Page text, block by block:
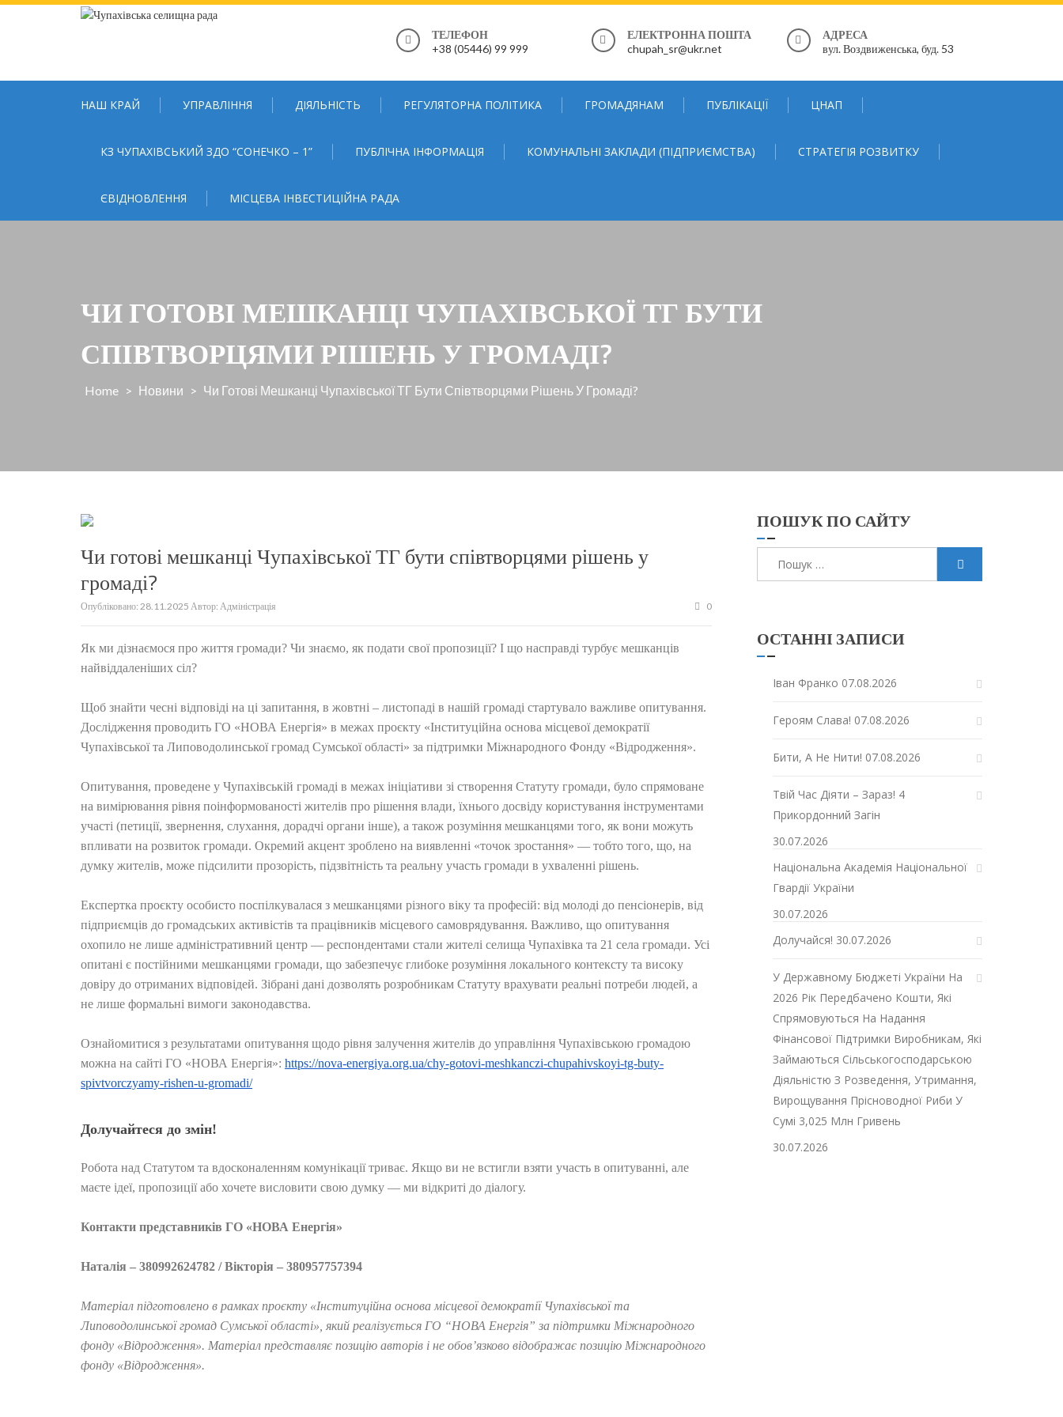
Skip
ТЕЛЕФОН
+38 (05446) 99 999
ЕЛЕКТРОННА ПОШТА
chupah_sr@ukr.net
АДРЕСА
вул. Воздвиженська, буд. 53
НАШ КРАЙ УПРАВЛІННЯ ДІЯЛЬНІСТЬ РЕГУЛЯТОРНА ПОЛІТИКА ГРОМАДЯНАМ ПУБЛІКАЦІЇ ЦНАП
КЗ ЧУПАХІВСЬКИЙ ЗДО “СОНЕЧКО – 1” ПУБЛІЧНА ІНФОРМАЦІЯ КОМУНАЛЬНІ ЗАКЛАДИ (ПІДПРИЄМСТВА) СТРАТЕГІЯ РОЗВИТКУ
ЄВІДНОВЛЕННЯ МІСЦЕВА ІНВЕСТИЦІЙНА РАДА
ЧИ ГОТОВІ МЕШКАНЦІ ЧУПАХІВСЬКОЇ ТГ БУТИ
СПІВТВОРЦЯМИ РІШЕНЬ У ГРОМАДІ?
Home > Новини > Чи Готові Мешканці Чупахівської ТГ Бути Співтворцями Рішень У Громаді?
Чи готові мешканці Чупахівської ТГ бути співтворцями рішень у
громаді?
Опубліковано: 28.11.2025 Автор: Адміністрація 0
Як ми дізнаємося про життя громади? Чи знаємо, як подати свої пропозиції? І що насправді турбує мешканців
найвіддаленіших сіл?
Щоб знайти чесні відповіді на ці запитання, в жовтні – листопаді в нашій громаді стартувало важливе опитування.
Дослідження проводить ГО «НОВА Енергія» в межах проєкту «Інституційна основа місцевої демократії
Чупахівської та Липоводолинської громад Сумської області» за підтримки Міжнародного Фонду «Відродження».
Опитування, проведене у Чупахівській громаді в межах ініціативи зі створення Статуту громади, було спрямоване
на вимірювання рівня поінформованості жителів про рішення влади, їхнього досвіду користування інструментами
участі (петиції, звернення, слухання, дорадчі органи інше), а також розуміння мешканцями того, як вони можуть
впливати на розвиток громади. Окремий акцент зроблено на виявленні «точок зростання» — тобто того, що, на
думку жителів, може підсилити прозорість, підзвітність та реальну участь громади в ухваленні рішень.
Експертка проєкту особисто поспілкувалася з мешканцями різного віку та професій: від молоді до пенсіонерів, від
підприємців до громадських активістів та працівників місцевого самоврядування. Важливо, що опитування
охопило не лише адміністративний центр — респондентами стали жителі селища Чупахівка та 21 села громади. Усі
опитані є постійними мешканцями громади, що забезпечує глибоке розуміння локального контексту та високу
довіру до отриманих відповідей. Зібрані дані дозволять розробникам Статуту врахувати реальні потреби людей, а
не лише формальні вимоги законодавства.
Ознайомитися з результатами опитування щодо рівня залучення жителів до управління Чупахівською громадою
можна на сайті ГО «НОВА Енергія»: https://nova-energiya.org.ua/chy-gotovi-meshkanczi-chupahivskoyi-tg-buty-
spivtvorczyamy-rishen-u-gromadi/
Долучайтеся до змін!
Робота над Статутом та вдосконаленням комунікації триває. Якщо ви не встигли взяти участь в опитуванні, але
маєте ідеї, пропозиції або хочете висловити свою думку — ми відкриті до діалогу.
Контакти представників ГО «НОВА Енергія»
Наталія – 380992624782 /Вікторія – 380957757394
Матеріал підготовлено в рамках проєкту «Інституційна основа місцевої демократії Чупахівської та
Липоводолинської громад Сумської області», який реалізується ГО “НОВА Енергія” за підтримки Міжнародного
фонду «Відродження». Матеріал представляє позицію авторів і не обов’язково відображає позицію Міжнародного
фонду «Відродження».
ПОШУК ПО САЙТУ
ОСТАННІ ЗАПИСИ
Іван Франко 07.08.2026
Героям Слава! 07.08.2026
Бити, А Не Нити! 07.08.2026
Твій Час Діяти – Зараз! 4
Прикордонний Загін
30.07.2026
Національна Академія Національної
Гвардії України
30.07.2026
Долучайся! 30.07.2026
У Державному Бюджеті України На
2026 Рік Передбачено Кошти, Які
Спрямовуються На Надання
Фінансової Підтримки Виробникам, Які
Займаються Сільськогосподарською
Діяльністю З Розведення, Утримання,
Вирощування Прісноводної Риби У
Сумі 3,025 Млн Гривень
30.07.2026